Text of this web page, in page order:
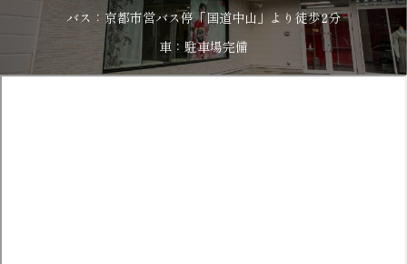
バス：京都市営バス停「国道中山」より徒歩2分
車：駐車場完備